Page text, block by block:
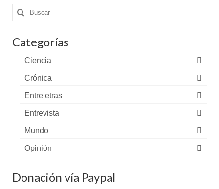
Buscar
por:
Categorías
Ciencia
Crónica
Entreletras
Entrevista
Mundo
Opinión
Donación vía Paypal